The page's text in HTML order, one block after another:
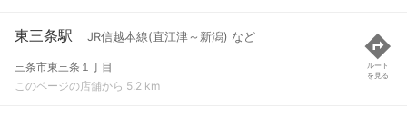
東三条駅 JR信越本線(直江津～新潟) など
三条市東三条１丁目
このページの店舗から 5.2 km
ルート
を見る